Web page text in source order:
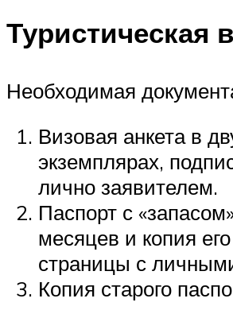
Туристическая
Необходимая
Визовая анкета в
экземплярах,
лично заявителем.
Паспорт с
месяцев и копия
страницы с
Копия старого